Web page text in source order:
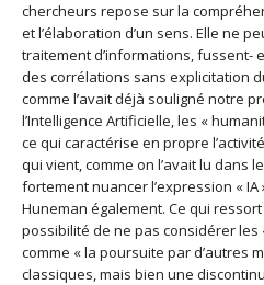
chercheurs repose sur la
et l’élaboration d’un sens. Elle ne
traitement d’informations, fussent-
des corrélations sans explicitation
comme l’avait déjà souligné notre
l’Intelligence Artificielle, les «
ce qui caractérise en propre
qui vient, comme on l’avait lu dans
fortement nuancer l’expression « IA
Huneman également. Ce qui ressort
possibilité de ne pas considérer les
comme « la poursuite par d’autres
classiques, mais bien une